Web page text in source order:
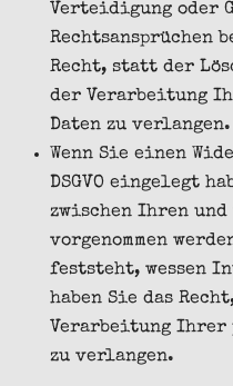
Verteidigung oder
Rechtsansprüchen
Recht, statt der
der Verarbeitung
Daten zu verlangen.
Wenn Sie einen
DSGVO eingelegt
zwischen Ihren
vorgenommen
feststeht, wessen
haben Sie das
Verarbeitung Ihrer
zu verlangen.